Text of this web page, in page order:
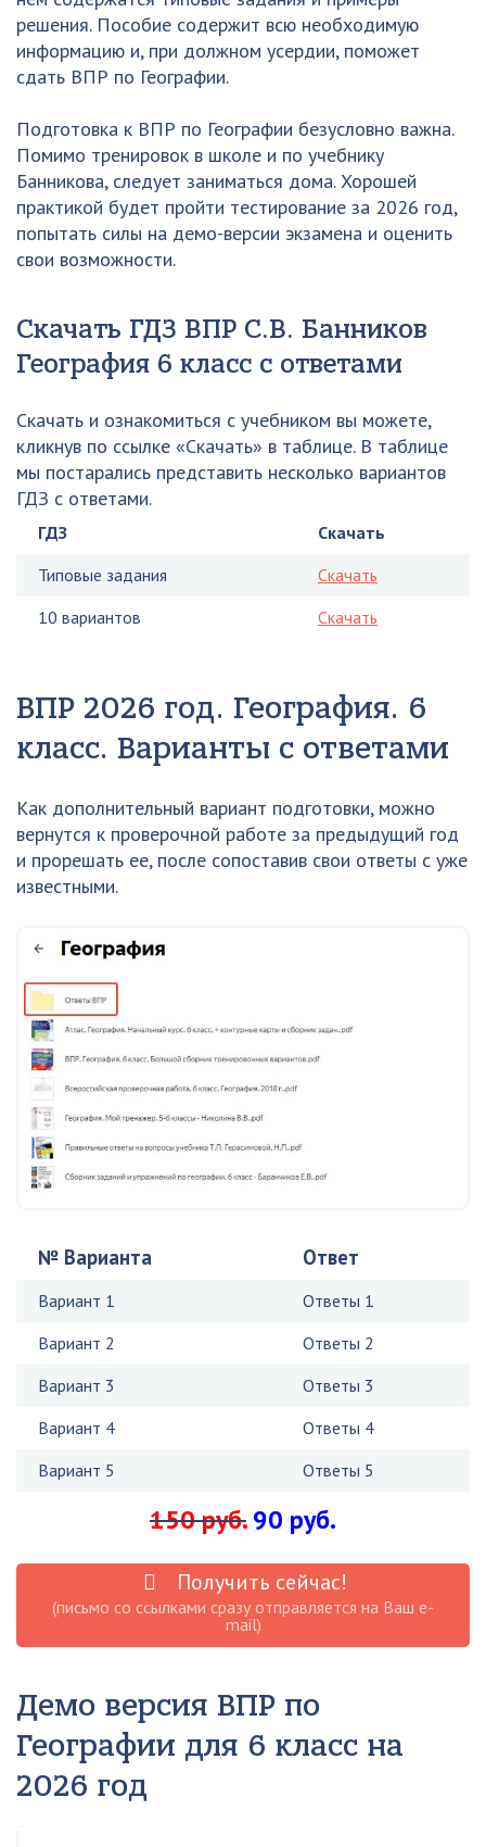
решения. Пособие содержит всю необходимую
информацию и, при должном усердии, поможет
сдать ВПР по Географии.
Подготовка к ВПР по Географии безусловно важна.
Помимо тренировок в школе и по учебнику
Банникова, следует заниматься дома. Хорошей
практикой будет пройти тестирование за 2026 год,
попытать силы на демо-версии экзамена и оценить
свои возможности.
Скачать ГДЗ ВПР С.В. Банников
География 6 класс с ответами
Скачать и ознакомиться с учебником вы можете,
кликнув по ссылке «Скачать» в таблице. В таблице
мы постарались представить несколько вариантов
ГДЗ с ответами.
ГДЗ
Скачать
Типовые задания
Скачать
10 вариантов
Скачать
ВПР 2026 год. География. 6
класс. Варианты с ответами
Как дополнительный вариант подготовки, можно
вернутся к проверочной работе за предыдущий год
и прорешать ее, после сопоставив свои ответы с уже
известными.
№ Варианта Ответ
Вариант 1
Ответы 1
Вариант 2
Ответы 2
Вариант 3
Ответы 3
Вариант 4
Ответы 4
Вариант 5
Ответы 5
150 руб. 90 руб.
Получить сейчас!
(письмо со ссылками сразу отправляется на Ваш e-
mail)
Демо версия ВПР по
Географии для 6 класс на
2026 год